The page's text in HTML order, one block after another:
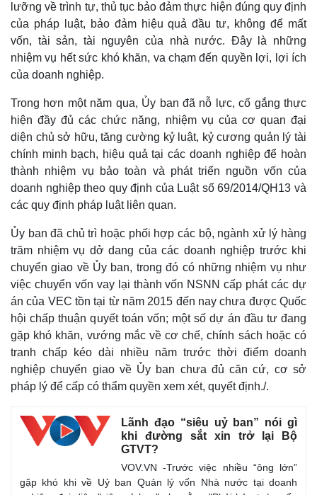
lưỡng về trình tự, thủ tục bảo đảm thực hiện đúng quy định
của pháp luật, bảo đảm hiệu quả đầu tư, không để mất
vốn, tài sản, tài nguyên của nhà nước. Đây là những
nhiệm vụ hết sức khó khăn, va chạm đến quyền lợi, lợi ích
của doanh nghiệp.
Trong hơn một năm qua, Ủy ban đã nỗ lực, cố gắng thực
hiện đầy đủ các chức năng, nhiệm vụ của cơ quan đại
diện chủ sở hữu, tăng cường kỷ luật, kỷ cương quản lý tài
chính minh bạch, hiệu quả tại các doanh nghiệp để hoàn
thành nhiệm vụ bảo toàn và phát triển nguồn vốn của
doanh nghiệp theo quy định của Luật số 69/2014/QH13 và
các quy định pháp luật liên quan.
Ủy ban đã chủ trì hoặc phối hợp các bộ, ngành xử lý hàng
trăm nhiệm vụ dở dang của các doanh nghiệp trước khi
chuyển giao về Ủy ban, trong đó có những nhiệm vụ như
việc chuyển vốn vay lại thành vốn NSNN cấp phát các dự
án của VEC tồn tại từ năm 2015 đến nay chưa được Quốc
hội chấp thuận quyết toán vốn; một số dự án đầu tư đang
gặp khó khăn, vướng mắc về cơ chế, chính sách hoặc có
tranh chấp kéo dài nhiều năm trước thời điểm doanh
nghiệp chuyển giao về Ủy ban chưa đủ căn cứ, cơ sở
pháp lý để cấp có thẩm quyền xem xét, quyết định./.
Lãnh đạo “siêu uỷ ban” nói gì
khi đường sắt xin trở lại Bộ
GTVT?
VOV.VN -Trước việc nhiều “ông lớn”
gặp khó khi về Uỷ ban Quản lý vốn Nhà nước tại doanh